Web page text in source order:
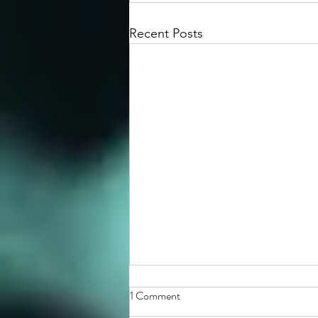
Recent Posts
1 Comment